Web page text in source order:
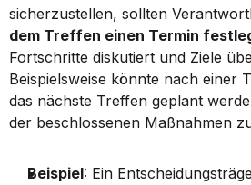
sicherzustellen, sollten
dem Treffen einen Termin
Fortschritte diskutiert und Ziele
Beispielsweise könnte nach einer
das nächste Treffen geplant
der beschlossenen Maßnahmen
Beispiel: Ein